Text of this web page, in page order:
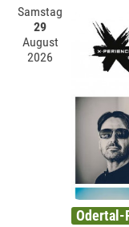
Samstag
29
August
2026
Odertal-